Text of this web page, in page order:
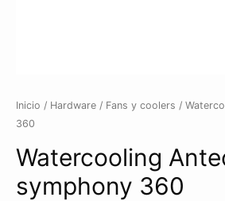
Inicio / Hardware / Fans y coolers /
360
Watercooling
symphony 360